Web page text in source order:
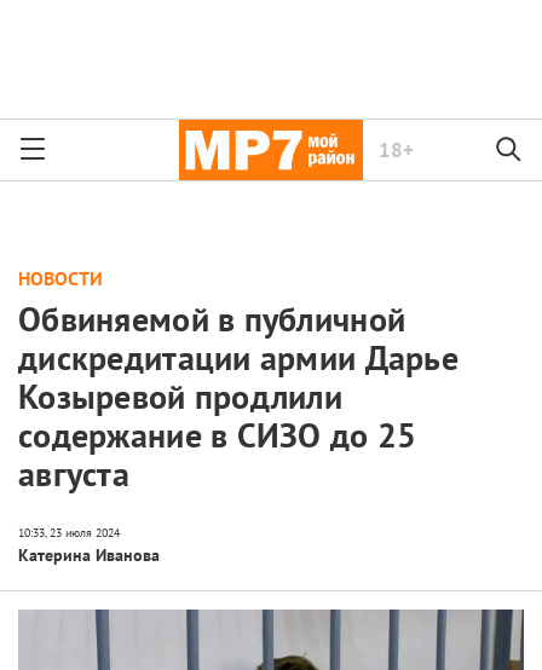
18+
НОВОСТИ
Обвиняемой в публичной
дискредитации армии Дарье
Козыревой продлили
содержание в СИЗО до 25
августа
Катерина Иванова